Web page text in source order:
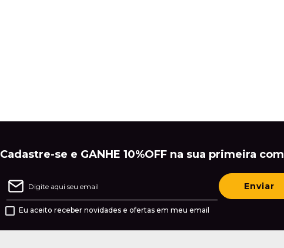
Cadastre-se e GANHE 10%OFF na sua primeira
Eu aceito receber novidades e ofertas em meu email
Enviar